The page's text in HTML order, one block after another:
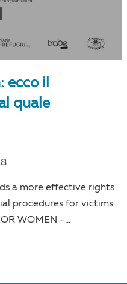
ecco il
quale
a more effective rights
procedures for victims
WOMEN –...